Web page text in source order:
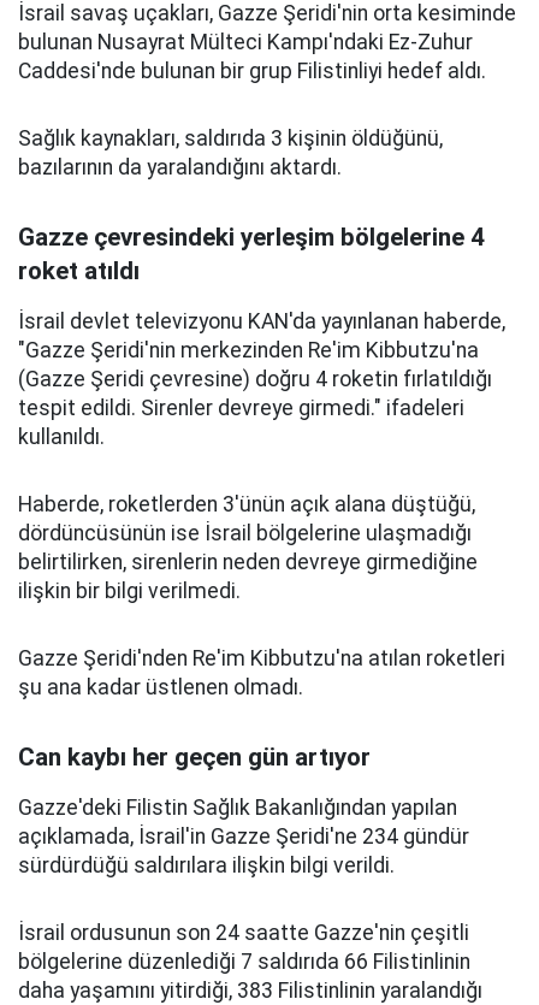
İsrail savaş uçakları, Gazze Şeridi'nin orta kesiminde
bulunan Nusayrat Mülteci Kampı'ndaki Ez-Zuhur
Caddesi'nde bulunan bir grup Filistinliyi hedef aldı.
Sağlık kaynakları, saldırıda 3 kişinin öldüğünü,
bazılarının da yaralandığını aktardı.
Gazze çevresindeki yerleşim bölgelerine 4
roket atıldı
İsrail devlet televizyonu KAN'da yayınlanan haberde,
"Gazze Şeridi'nin merkezinden Re'im Kibbutzu'na
(Gazze Şeridi çevresine) doğru 4 roketin fırlatıldığı
tespit edildi. Sirenler devreye girmedi." ifadeleri
kullanıldı.
Haberde, roketlerden 3'ünün açık alana düştüğü,
dördüncüsünün ise İsrail bölgelerine ulaşmadığı
belirtilirken, sirenlerin neden devreye girmediğine
ilişkin bir bilgi verilmedi.
Gazze Şeridi'nden Re'im Kibbutzu'na atılan roketleri
şu ana kadar üstlenen olmadı.
Can kaybı her geçen gün artıyor
Gazze'deki Filistin Sağlık Bakanlığından yapılan
açıklamada, İsrail'in Gazze Şeridi'ne 234 gündür
sürdürdüğü saldırılara ilişkin bilgi verildi.
İsrail ordusunun son 24 saatte Gazze'nin çeşitli
bölgelerine düzenlediği 7 saldırıda 66 Filistinlinin
daha yaşamını yitirdiği, 383 Filistinlinin yaralandığı